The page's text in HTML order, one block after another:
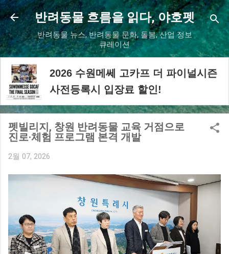
기본 콘텐츠로 건너뛰기
반려동물 흐름을 읽다, 야호펫
반려동물 뉴스, 반려동물 문화, 돌봄, 산업 정보
큐레이션
2026 수원메쎄 고카프 더 파이널시즌
사전등록시 입장료 할인!
펫빌리지, 창원 반려동물 교육 거점으로
진로·체험 프로그램 본격 개발
2월 07, 2026